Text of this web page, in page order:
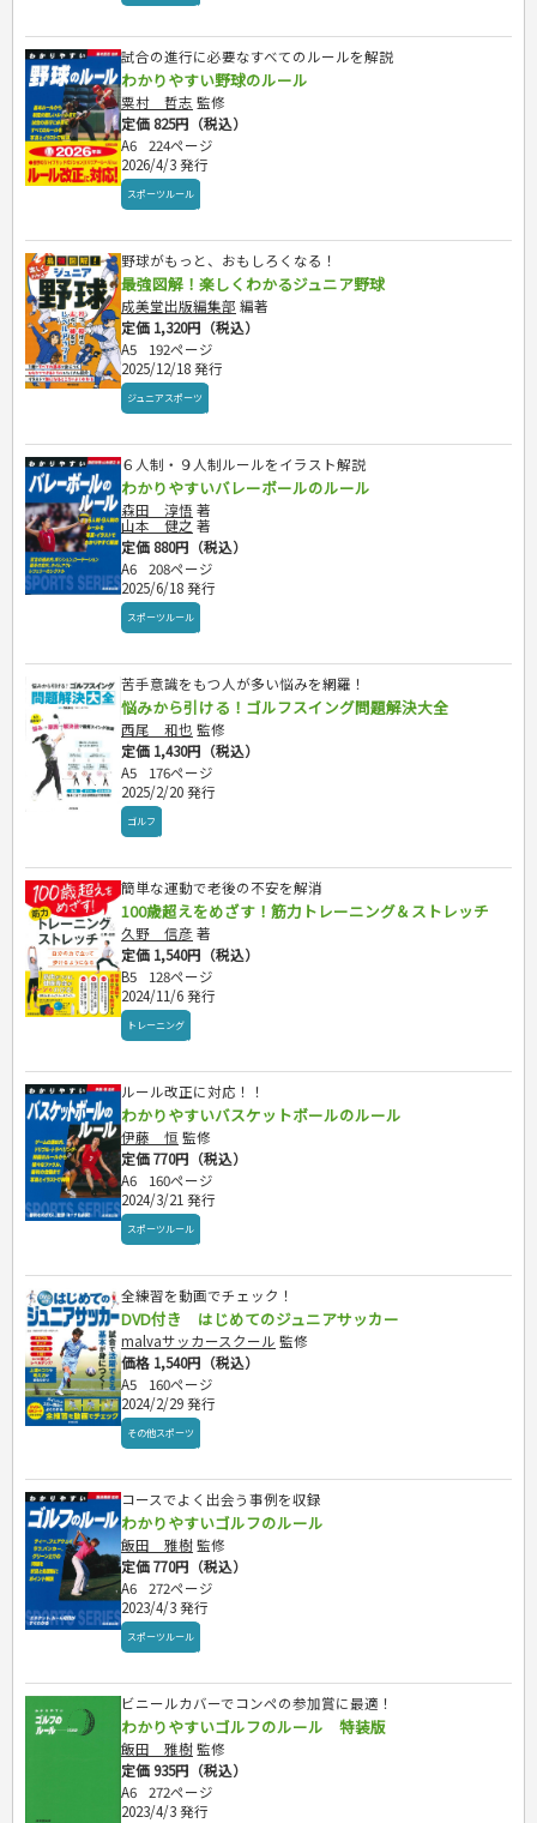
料理・レシピ
おもてなし・ごちそう料理
各国料理
お弁当
健康メニュー・ダイエット
調理器具クッキング
お菓子・ケーキ・パン
飲み物・お酒
手芸・クラフト
編み物
ソーイング
クラフト
住まい・インテリア・暮らし
インテリア・ハウジング
収納・掃除・暮らし
美容・ファッション
ダイエット・エクササイズ
メイク・ネイル・ヘア
着物・着つけ
冠婚葬祭・手紙・ペン字
冠婚葬祭・スピーチ・マナー
手紙・ペン字
妊娠・出産・育児
妊娠・出産・育児
離乳食・幼児食・こどもレシピ
ツボ・マッサージ
家庭医学・病気
健康知識
栄養事典
生活習慣病
看護・介護
看護一般
介護一般
保育・教育
パネルシアター
指導マニュアル
こどもの本
児童一般
おりがみ・あやとり
なぞなぞ・ゲーム
占い・心理ゲーム
のりもの・ずかん
読み物・絵本
学参・ドリル
夏休みドリル
総復習ドリル
学習・地図
自由研究・読書感想文
就職活動
就職活動
就職試験
公務員試験
資格試験
検定試験・資格試験
英語検定・TOEIC
漢字検定・数学検定
看護・薬学
ケアマネジャー
介護・社会福祉士
保育士
司法書士・社労士
行政書士・宅建
衛生管理・運行管理
建築・土木
電気・危険物
調理師
スキル・キャリアアップ
危険物取扱者
消防設備士
登録販売者
ビジネス
経営・経済・法律
ビジネス・法律
簿記・経理・税金・保険
その他ビジネス
自己啓発
ビジネス読み物
旅行・歴史
国内・海外旅行
国外旅行
国内旅行
散歩・グルメ
地理・歴史
地理・地図
歴史
文庫
文庫
成美文庫
その他文庫
ダイアリー
ダイアリー
プラチナダイアリー プレステージ
試合の進行に必要なすべてのルールを解説
わかりやすい野球のルール
粟村 哲志 監修
定価 825円（税込）
A6
224ページ
2026/4/3 発行
スポーツルール
野球がもっと、おもしろくなる！
最強図解！楽しくわかるジュニア野球
成美堂出版編集部 編著
定価 1,320円（税込）
A5
192ページ
2025/12/18 発行
ジュニアスポーツ
６人制・９人制ルールをイラスト解説
わかりやすいバレーボールのルール
森田 淳悟 著
山本 健之 著
定価 880円（税込）
A6
208ページ
2025/6/18 発行
スポーツルール
苦手意識をもつ人が多い悩みを網羅！
悩みから引ける！ゴルフスイング問題解決大全
西尾 和也 監修
定価 1,430円（税込）
A5
176ページ
2025/2/20 発行
ゴルフ
簡単な運動で老後の不安を解消
100歳超えをめざす！筋力トレーニング＆ストレッチ
久野 信彦 著
定価 1,540円（税込）
B5
128ページ
2024/11/6 発行
トレーニング
ルール改正に対応！！
わかりやすいバスケットボールのルール
伊藤 恒 監修
定価 770円（税込）
A6
160ページ
2024/3/21 発行
スポーツルール
全練習を動画でチェック！
DVD付き はじめてのジュニアサッカー
malvaサッカースクール 監修
価格 1,540円（税込）
A5
160ページ
2024/2/29 発行
その他スポーツ
コースでよく出会う事例を収録
わかりやすいゴルフのルール
飯田 雅樹監修
定価 770円（税込）
A6
272ページ
2023/4/3 発行
スポーツルール
ビニールカバーでコンペの参加賞に最適！
わかりやすいゴルフのルール 特装版
飯田 雅樹監修
定価 935円（税込）
A6
272ページ
2023/4/3 発行